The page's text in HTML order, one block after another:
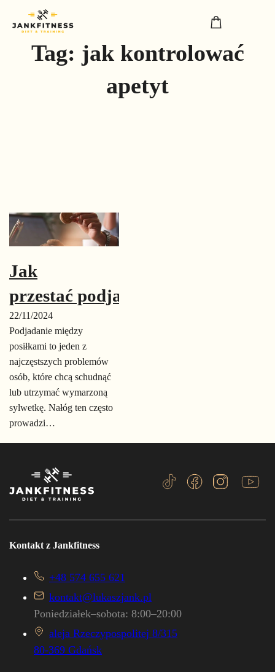
Tag: jak kontrolować
apetyt
Jak
przestać podjadać?
22/11/2024
Podjadanie między
posiłkami to jeden z
najczęstszych problemów
osób, które chcą schudnąć
lub utrzymać wymarzoną
sylwetkę. Nałóg ten często
prowadzi…
Kontakt z Jankfitness
+48 574 655 621
kontakt@lukaszjank.pl
Poniedziałek–sobota: 8:00–20:00
aleja Rzeczypospolitej 8/315
80-369 Gdańsk